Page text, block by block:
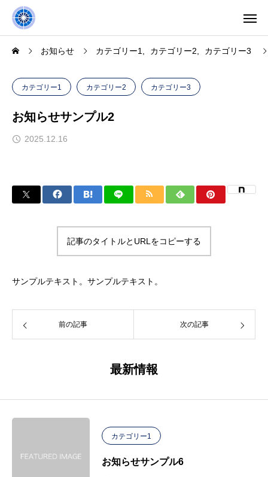
お知らせ カテゴリー1 カテゴリー2 カテゴリー3
カテゴリー1 カテゴリー2 カテゴリー3
お知らせサンプル2
2025.12.16
記事のタイトルとURLをコピーする
サンプルテキスト。サンプルテキスト。
前の記事 次の記事
最新情報
カテゴリー1
お知らせサンプル6